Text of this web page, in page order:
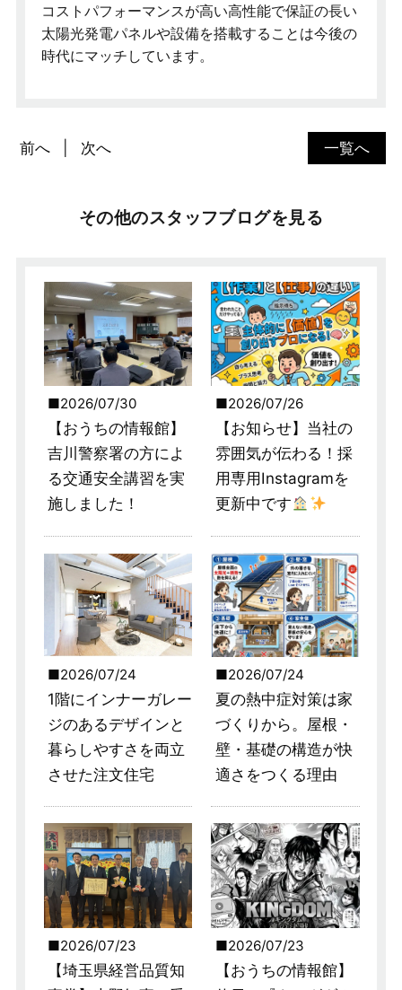
コストパフォーマンスが高い高性能で保証の長い
太陽光発電パネルや設備を搭載することは今後の
時代にマッチしています。
一覧へ
前へ 次へ
その他のスタッフブログを見る
2026/07/30
【おうちの情報館】
吉川警察署の方によ
る交通安全講習を実
施しました！
2026/07/26
【お知らせ】当社の
雰囲気が伝わる！採
用専用Instagramを
更新中です
2026/07/24
1階にインナーガレー
ジのあるデザインと
暮らしやすさを両立
させた注文住宅
2026/07/24
夏の熱中症対策は家
づくりから。屋根・
壁・基礎の構造が快
適さをつくる理由
2026/07/23
【埼玉県経営品質知
2026/07/23
【おうちの情報館】